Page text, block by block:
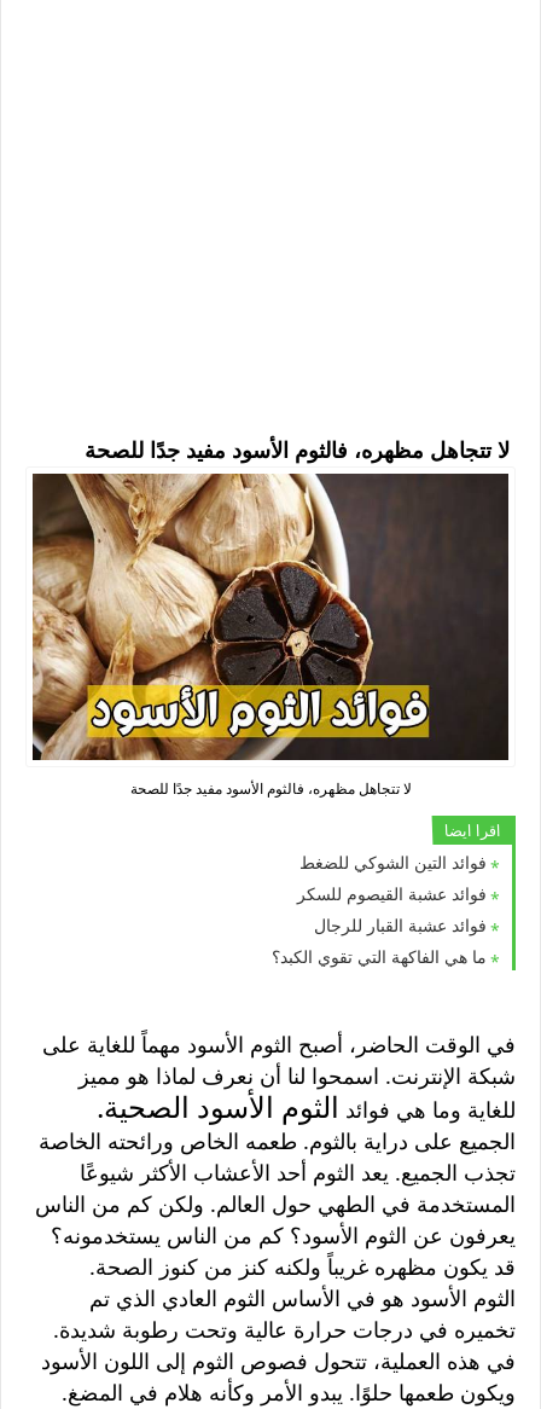
لا تتجاهل مظهره، فالثوم الأسود مفيد جدًا للصحة
لا تتجاهل مظهره، فالثوم الأسود مفيد جدًا للصحة
اقرا ايضا
فوائد التين الشوكي للضغط
فوائد عشبة القيصوم للسكر
فوائد عشبة القبار للرجال
ما هي الفاكهة التي تقوي الكبد؟
في الوقت الحاضر، أصبح الثوم الأسود مهماً للغاية على
شبكة الإنترنت. اسمحوا لنا أن نعرف لماذا هو مميز
للغاية وما هي فوائد الثوم الأسود الصحية.
الجميع على دراية بالثوم. طعمه الخاص ورائحته الخاصة
تجذب الجميع. يعد الثوم أحد الأعشاب الأكثر شيوعًا
المستخدمة في الطهي حول العالم. ولكن كم من الناس
يعرفون عن الثوم الأسود؟ كم من الناس يستخدمونه؟
قد يكون مظهره غريباً ولكنه كنز من كنوز الصحة.
الثوم الأسود هو في الأساس الثوم العادي الذي تم
تخميره في درجات حرارة عالية وتحت رطوبة شديدة.
في هذه العملية، تتحول فصوص الثوم إلى اللون الأسود
ويكون طعمها حلوًا. يبدو الأمر وكأنه هلام في المضغ.